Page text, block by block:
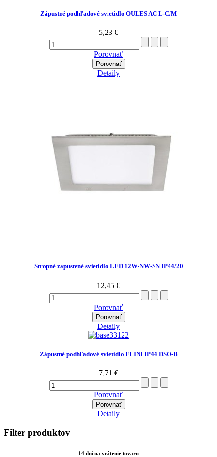
Zápustné podhľadové svietidlo QULES AC L-C/M
5,23 €
Porovnať
Porovnať
Detaily
Stropné zapustené svietidlo LED 12W-NW-SN IP44/20
12,45 €
Porovnať
Porovnať
Detaily
Zápustné podhľadové svietidlo FLINI IP44 DSO-B
7,71 €
Porovnať
Porovnať
Detaily
Filter produktov
14 dní na vrátenie tovaru